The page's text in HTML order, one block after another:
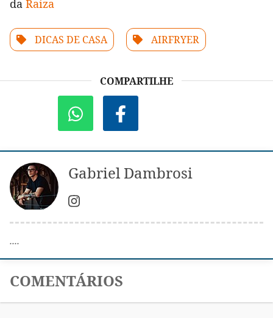
da Raiza
DICAS DE CASA AIRFRYER
COMPARTILHE
Gabriel Dambrosi
....
COMENTÁRIOS